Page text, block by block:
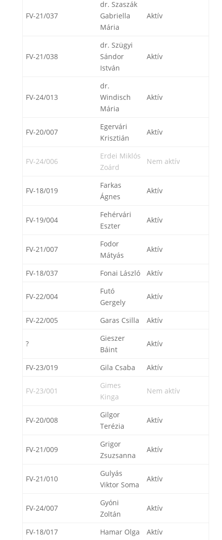
FV-21/037
dr. Szaszák
Gabriella
Mária
Aktív
FV-21/038
dr. Szügyi
Sándor
István
Aktív
FV-24/013
dr.
Windisch
Mária
Aktív
FV-20/007
Egervári
Krisztián
Aktív
FV-24/006
Erdei Miklós
Zoárd
Nem aktív
FV-18/019
Farkas
Ágnes
Aktív
FV-19/004
Fehérvári
Eszter
Aktív
FV-21/007
Fodor
Mátyás
Aktív
FV-18/037 Fonai László Aktív
FV-22/004
Futó
Gergely
Aktív
FV-22/005 Garas Csilla Aktív
?
Gieszer
Báint
Aktív
FV-23/019 Gila Csaba Aktív
FV-23/001
Gimes
Kinga
Nem aktív
FV-20/008
Gilgor
Terézia
Aktív
FV-21/009
Grigor
Zsuzsanna
Aktív
FV-21/010
Gulyás
Viktor Soma
Aktív
FV-24/007
Gyóni
Zoltán
Aktív
FV-18/017 Hamar Olga Aktív